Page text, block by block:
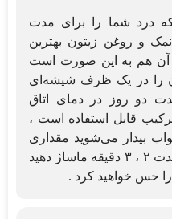
که درد شما را برای مدت
و روغن زیتون بهترین
آن هم به این صورت است
را در یک ظرف شیشه‌ای
دو روز در دمای اتاق
قابل استفاده است ،
بیدار می‌شوید مقداری
از آن را بر روی زانو بریزید و مدت ۲ ، ۳ دقیقه ماساژ دهید